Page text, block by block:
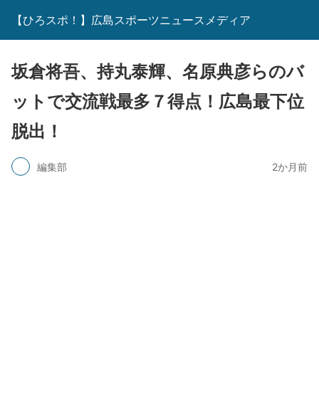
【ひろスポ！】広島スポーツニュースメディア
坂倉将吾、持丸泰輝、名原典彦らのバ
ットで交流戦最多７得点！広島最下位
脱出！
編集部 2か月前